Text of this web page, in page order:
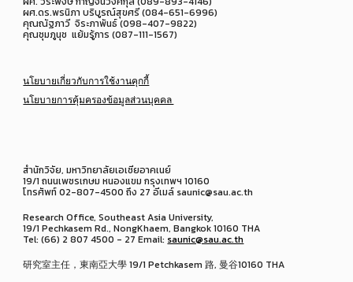
ผศ.ดร.พรนิภา บริบูรณ์สุขศรี (084-651-6996)
คุณณัฐภาวี จิระภาพันธ์ (098-407-9822)
คุณชุมภูนุช แย้มรู้การ (087-111-1567)
นโยบายเกี่ยวกับการใช้งานคุกกี้
นโยบายการคุ้มครองข้อมูลส่วนบุคคล
สำนักวิจัย, มหาวิทยาลัยเอเชียอาคเนย์
19/1 ถนนเพชรเกษม หนองแขม กรุงเทพฯ 10160
โทรศัพท์ 02-807-4500 ถึง 27 อีเมล์ saunic@sau.ac.th
Research Office, Southeast Asia University,
19/1 Pechkasem Rd., NongKhaem, Bangkok 10160 THA
Tel: (66) 2 807 4500 - 27 Email: saunic@sau.ac.th
研究室主任，東南亞大學 19/1 Petchkasem 路, 曼谷10160 THA